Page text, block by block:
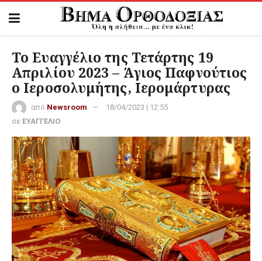
Το Ευαγγέλιο της Τετάρτης 19
Απριλίου 2023 – Άγιος Παφνούτιος
ο Ιεροσολυμήτης, Ιερομάρτυρας
από Newsroom
18/04/2023 | 12:55
σε ΕΥΑΓΓΕΛΙΟ